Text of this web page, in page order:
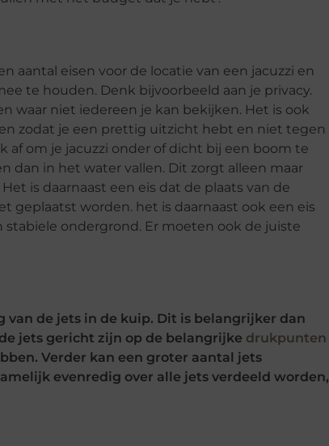
aantal eisen voor de locatie van een jacuzzi en
te houden. Denk bijvoorbeeld aan je privacy.
waar niet iedereen je kan bekijken. Het is ook
zodat je een prettig uitzicht hebt en niet tegen
af om je jacuzzi onder of dicht bij een boom te
dan in het water vallen. Dit zorgt alleen maar
is daarnaast een eis dat de plaats van de
geplaatst worden. het is daarnaast ook een eis
ondergrond. Er moeten ook de juiste
de jets in de kuip. Dit is belangrijker dan
jets gericht zijn op de belangrijke drukpunten
Verder kan een groter aantal jets
evenredig over alle jets verdeeld worden,